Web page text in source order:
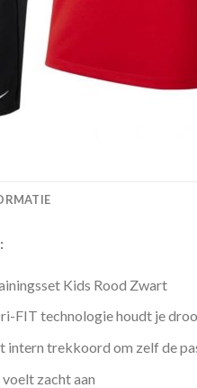
Kids Rood Zwart
FIT technologie houdt je
intern trekkoord om zelf de
zacht aan